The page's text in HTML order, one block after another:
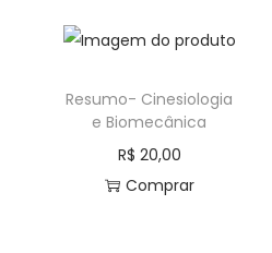
Resumo- Cinesiologia
e Biomecânica
R$ 20,00
Comprar